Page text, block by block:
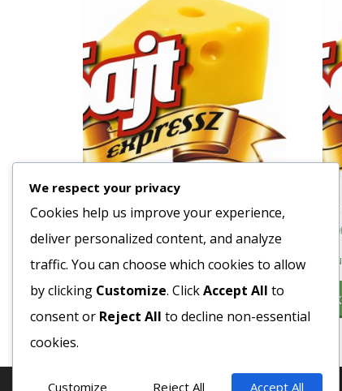
Dejó 1kg
Ft
Bruttó egység ár:ft/kg.
Kosárba teszem
We respect your privacy
Cookies help us improve your experience,
deliver personalized content, and analyze
traffic. You can choose which cookies to allow
by clicking Customize. ClickAccept All to
consent or Reject All to decline non-essential
cookies.
Customize Reject All Accept All